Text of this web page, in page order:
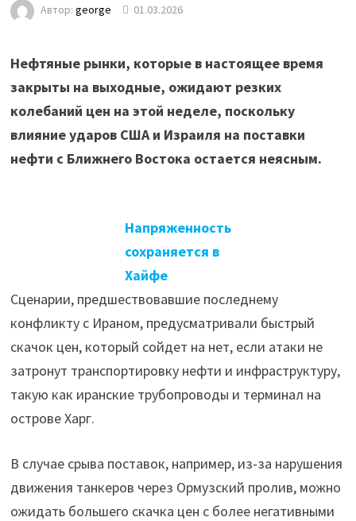
Автор: george 01.03.2026
Нефтяные рынки, которые в настоящее время
закрыты на выходные, ожидают резких
колебаний цен на этой неделе, поскольку
влияние ударов США и Израиля на поставки
нефти с Ближнего Востока остается неясным.
Напряженность
сохраняется в
Хайфе
Сценарии, предшествовавшие последнему
конфликту с Ираном, предусматривали быстрый
скачок цен, который сойдет на нет, если атаки не
затронут транспортировку нефти и инфраструктуру,
такую как иранские трубопроводы и терминал на
острове Харг.
В случае срыва поставок, например, из-за нарушения
движения танкеров через Ормузский пролив, можно
ожидать большего скачка цен с более негативными